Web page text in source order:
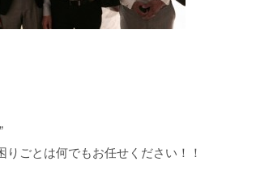
ごとは何でもお任せください！！